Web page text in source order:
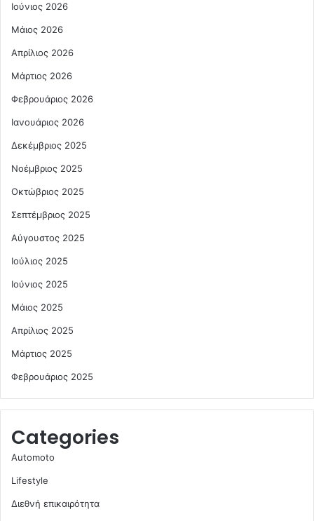
Ιούνιος 2026
Μάιος 2026
Απρίλιος 2026
Μάρτιος 2026
Φεβρουάριος 2026
Ιανουάριος 2026
Δεκέμβριος 2025
Νοέμβριος 2025
Οκτώβριος 2025
Σεπτέμβριος 2025
Αύγουστος 2025
Ιούλιος 2025
Ιούνιος 2025
Μάιος 2025
Απρίλιος 2025
Μάρτιος 2025
Φεβρουάριος 2025
Categories
Automoto
Lifestyle
Διεθνή επικαιρότητα